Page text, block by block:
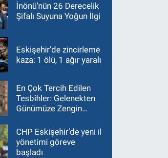
İnönü’nün 26 Derecelik
Şifalı Suyuna Yoğun İlgi
Eskişehir’de zincirleme
kaza: 1 ölü, 1 ağır yaralı
En Çok Tercih Edilen
Tesbihler: Gelenekten
Günümüze Zengin
CHP Eskişehir’de yeni il
yönetimi göreve
başladı